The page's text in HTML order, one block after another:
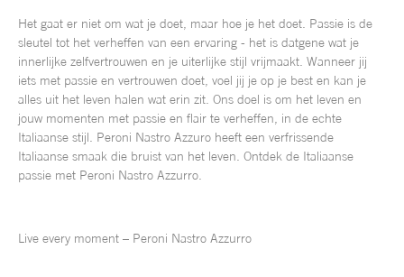
Het gaat er niet om wat je doet, maar hoe je het doet. Passie is de
sleutel tot het verheffen van een ervaring - het is datgene wat je
innerlijke zelfvertrouwen en je uiterlijke stijl vrijmaakt. Wanneer jij
iets met passie en vertrouwen doet, voel jij je op je best en kan je
alles uit het leven halen wat erin zit. Ons doel is om het leven en
jouw momenten met passie en flair te verheffen, in de echte
Italiaanse stijl. Peroni Nastro Azzuro heeft een verfrissende
Italiaanse smaak die bruist van het leven. Ontdek de Italiaanse
passie met Peroni Nastro Azzurro.
Live every moment – Peroni Nastro Azzurro